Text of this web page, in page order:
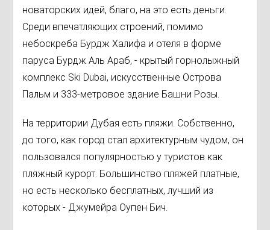
новаторских идей, благо, на это есть деньги.
Среди впечатляющих строений, помимо
небоскреба Бурдж Халифа и отеля в форме
паруса Бурдж Аль Араб, - крытый горнолыжный
комплекс Ski Dubai, искусственные Острова
Пальм и 333-метровое здание Башни Розы.
На территории Дубая есть пляжи. Собственно,
до того, как город стал архитектурным чудом, он
пользовался популярностью у туристов как
пляжный курорт. Большинство пляжей платные,
но есть несколько бесплатных, лучший из
которых - Джумейра Оупен Бич.